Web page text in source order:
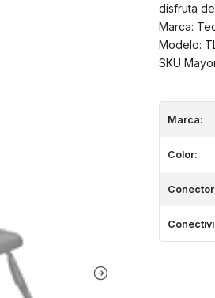
disfruta
Marca:
Modelo:
SKU
Marca:
Color: